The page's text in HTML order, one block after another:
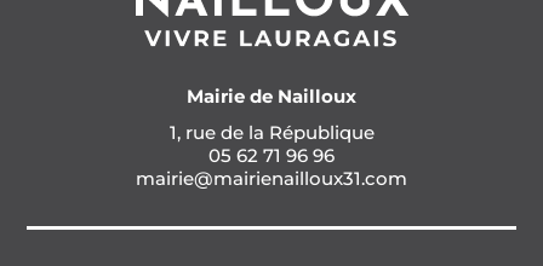
Mairie de Nailloux
1, rue de la République
05 62 71 96 96
mairie@mairienailloux31.com